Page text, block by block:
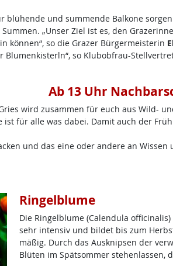
und summende Balkone
„Unser Ziel ist es, den
können“, so die Grazer Bürgermeisterin
so Klubobfrau-
Ab 13 Uhr
wird zusammen für euch aus Wild-
für alle was dabei. Damit auch der
und das eine oder andere an
Ringelblume
Die Ringelblume (Calendula
sehr intensiv und bildet bis zum
mäßig. Durch das Ausknipsen der
Blüten im Spätsommer stehenlassen,